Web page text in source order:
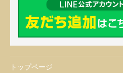
トップページ